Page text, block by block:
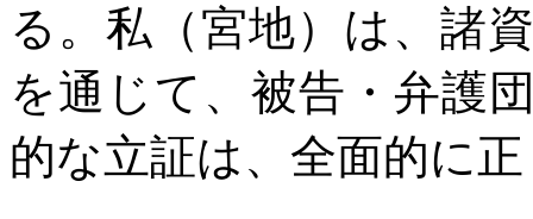
る。私（宮地）は、諸
を通じて、被告・弁護
的な立証は、全面的に